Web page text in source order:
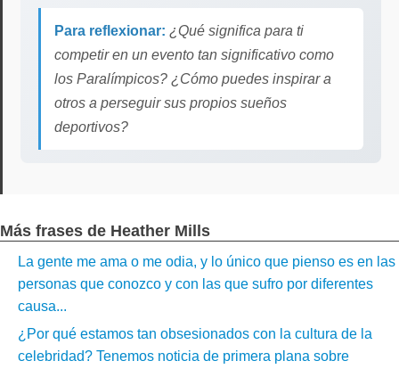
Para reflexionar: ¿Qué significa para ti
competir en un evento tan significativo como
los Paralímpicos? ¿Cómo puedes inspirar a
otros a perseguir sus propios sueños
deportivos?
Más frases de Heather Mills
La gente me ama o me odia, y lo único que pienso es en las
personas que conozco y con las que sufro por diferentes
causa...
¿Por qué estamos tan obsesionados con la cultura de la
celebridad? Tenemos noticia de primera plana sobre